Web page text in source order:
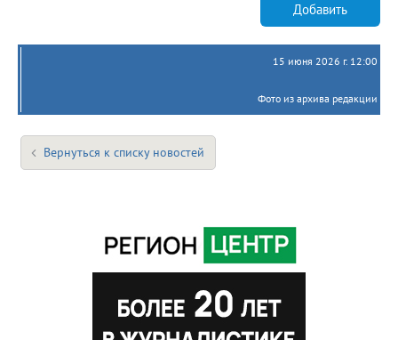
Добавить
15 июня 2026 г. 12:00
Фото из архива редакции
Вернуться к списку новостей